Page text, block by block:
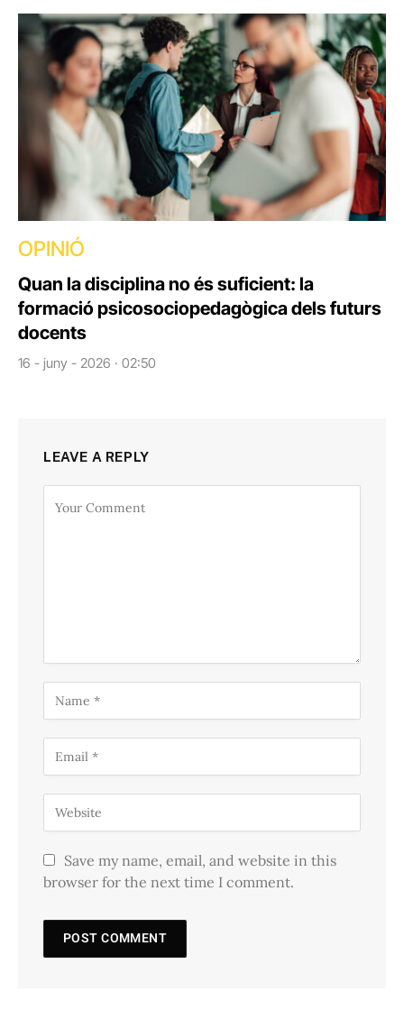
OPINIÓ
Quan la disciplina no és suficient: la
formació psicosociopedagògica dels futurs
docents
16 - juny - 2026 · 02:50
LEAVE A REPLY
Save my name, email, and website in this
browser for the next time I comment.